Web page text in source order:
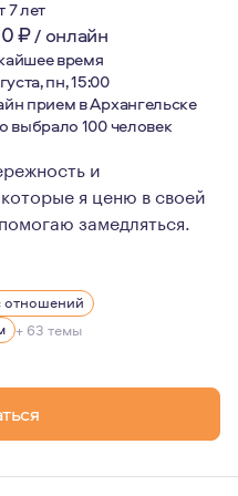
лет
₽/ онлайн
время
пн, 15:00
прием в Архангельске
выбрало 100 человек
и
я ценю в своей
замедляться.
за домашними
отношений
+ 63 темы